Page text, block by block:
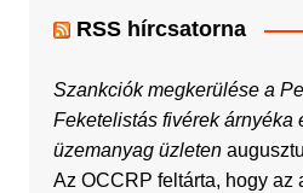
RSS hírcsatorna
Szankciók megkerülése a
Feketelistás fivérek árnyéka
üzemanyag üzleten
Az OCCRP feltárta, hogy az